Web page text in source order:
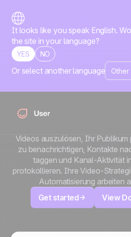
It looks like you speak English.
the site in your language?
YES NO
Or select another language
x
Verwandeln Sie Ihre Videoinhalte
Verbinden Sie YouTube und
Videos auszulösen, Ihr
zu benachrichtigen, Kontakte
taggen und Kanal-Aktivität
protokollieren. Ihre Video-
Automatisierung arbeiten
Get started
View